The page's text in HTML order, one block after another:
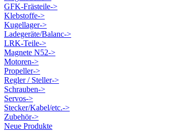
GFK-Frästeile->
Klebstoffe->
Kugellager->
Ladegeräte/Balanc->
LRK-Teile->
Magnete N52->
Motoren->
Propeller->
Regler / Steller->
Schrauben->
Servos->
Stecker/Kabel/etc.->
Zubehör->
Neue Produkte